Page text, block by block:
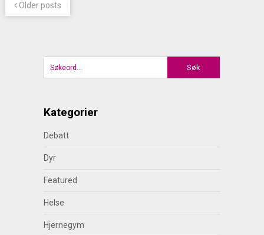
Older posts
Kategorier
Debatt
Dyr
Featured
Helse
Hjernegym